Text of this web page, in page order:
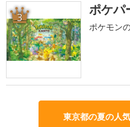
3 ポケパ
ポケモン
東京都の夏の人